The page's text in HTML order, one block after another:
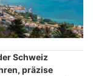
Schweiz
präzise